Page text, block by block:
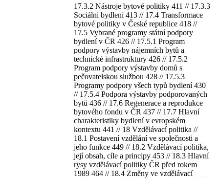
17.3.2 Nástroje bytové politiky 411 // 17.3.3
Sociální bydlení 413 // 17.4 Transformace
bytové politiky v České republice 418 //
17.5 Vybrané programy státní podpory
bydlení v ČR 426 // 17.5.1 Program
podpory výstavby nájemních bytů a
technické infrastruktury 426 // 17.5.2
Program podpory výstavby domů s
pečovatelskou službou 428 // 17.5.3
Programy podpory všech typů bydlení 430
// 17.5.4 Podpora výstavby podporovaných
bytů 436 // 17.6 Regenerace a reprodukce
bytového fondu v ČR 437 // 17.7 Hlavní
charakteristiky bydlení v evropském
kontextu 441 // 18 Vzdělávací politika //
18.1 Postavení vzdělání ve společnosti a
jeho funkce 449 // 18.2 Vzdělávací politika,
její obsah, cíle a principy 453 // 18.3 Hlavní
rysy vzdělávací politiky ČR před rokem
1989 464 // 18.4 Změny ve vzdělávací